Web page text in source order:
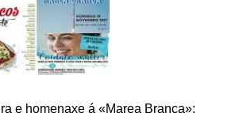
e homenaxe á «Marea Branca»: